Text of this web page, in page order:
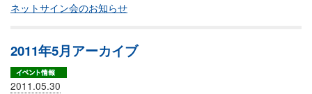
ネットサイン会のお知らせ
2011年5月アーカイブ
2011.05.30